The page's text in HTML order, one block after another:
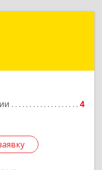
4
Тихорецкий р-н,
Подробнее